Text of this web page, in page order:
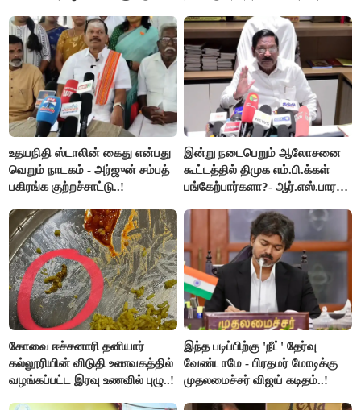
செய்தி!
உதயநிதி ஸ்டாலின் கைது என்பது
வெறும் நாடகம் - அர்ஜுன் சம்பத்
பகிரங்க குற்றச்சாட்டு..!
இன்று நடைபெறும் ஆலோசனை
கூட்டத்தில் திமுக எம்.பி.க்கள்
பங்கேற்பார்களா?- ஆர்.எஸ்.பாரதி
கோவை ஈச்சனாரி தனியார்
கல்லூரியின் விடுதி உணவகத்தில்
வழங்கப்பட்ட இரவு உணவில் புழு..!
இந்த படிப்பிற்கு 'நீட்' தேர்வு
வேண்டாமே - பிரதமர் மோடிக்கு
முதலமைச்சர் விஜய் கடிதம்..!